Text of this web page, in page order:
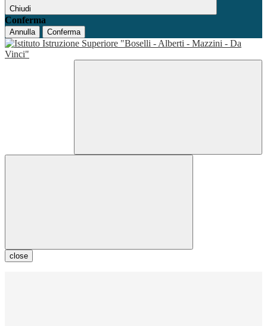
Chiudi
Conferma
Annulla Conferma
close